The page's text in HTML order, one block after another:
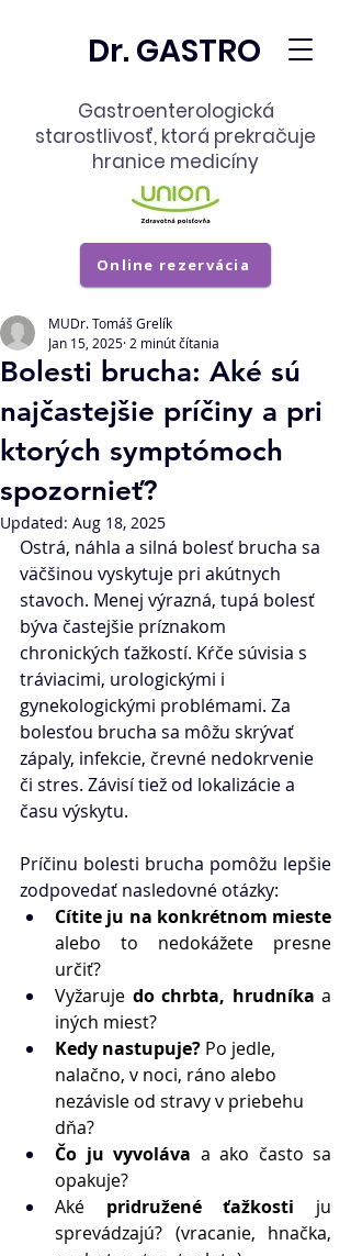
Dr. GASTRO
Gastroenterologická
starostlivosť, ktorá prekračuje
hranice medicíny
Online rezervácia
Bolesti brucha: Aké sú
najčastejšie príčiny a pri
ktorých symptómoch
spozornieť?
MUDr. Tomáš Grelík
Jan 15, 2025 2 minút čítania
Updated: Aug 18, 2025
Ostrá, náhla a silná bolesť brucha sa
väčšinou vyskytuje pri akútnych
stavoch. Menej výrazná, tupá bolesť
býva častejšie príznakom
chronických ťažkostí. Kŕče súvisia s
tráviacimi, urologickými i
gynekologickými problémami. Za
bolesťou brucha sa môžu skrývať
zápaly, infekcie, črevné nedokrvenie
či stres. Závisí tiež od lokalizácie a
času výskytu.
Príčinu bolesti brucha pomôžu lepšie
zodpovedať nasledovné otázky:
alebo to nedokážete presne
určiť?
Vyžaruje do chrbta, hrudníka a
iných miest?
Kedy nastupuje? Po jedle,
nalačno, v noci, ráno alebo
nezávisle od stravy v priebehu
dňa?
Čo ju vyvoláva a ako často sa
opakuje?
Aké pridružené ťažkosti ju
sprevádzajú? (vracanie, hnačka,